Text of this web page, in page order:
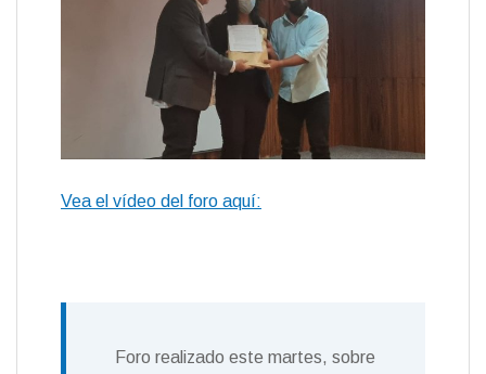
Vea el vídeo del foro aquí:
Foro realizado este martes, sobre